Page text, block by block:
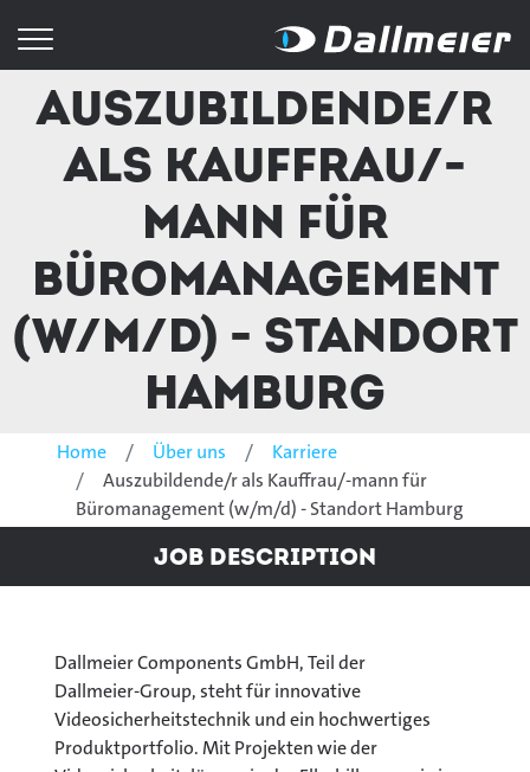
Auszubildende/r
als Kauffrau/-
mann für
Büromanagement
(w/m/d) - Standort
Hamburg
Home Über uns
Karriere
Auszubildende/r als Kauffrau/-mann für
Büromanagement (w/m/d) - Standort Hamburg
Job Description
Dallmeier Components GmbH, Teil der
Dallmeier‑Group, steht für innovative
Videosicherheitstechnik und ein hochwertiges
Produktportfolio. Mit Projekten wie der